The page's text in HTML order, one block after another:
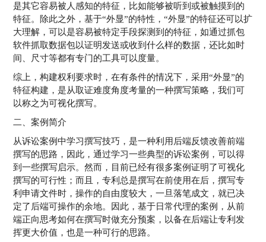
是其它容易被人感知的特征，比如能够被听到或被触摸到的
特征。除此之外，基于“外显”的特性，“外显”的特征还可以扩
大理解，可以是容易被特定手段探测到的特征，如通过抓包
软件抓取数据包以证明发送或收到什么样的数据，还比如时
间、尺寸等都有专门的工具可以度量。
综上，构建权利要求时，在有条件的情况下，采用“外显”的
特征构建，是从取证难度角度考量的一种撰写策略，我们可
以称之为可视化撰写。
二、案例简介
从诉讼案例中学习撰写技巧，是一种利用后端反馈改善前端
撰写的思路，因此，通过学习一些典型的诉讼案例，可以得
到一些撰写启示。然而，目前已经有很多案例证明了可视化
撰写的可行性；而且，专利总是撰写在前使用在后，撰写专
利申请文件时，操作的自由度较大，一旦落笔成文，就已决
定了后端可操作的余地。因此，基于日常代理的案例，从前
端正向思考如何在撰写时做充分预案，以备在后端让专利发
挥更大价值，也是一种可行的思路。